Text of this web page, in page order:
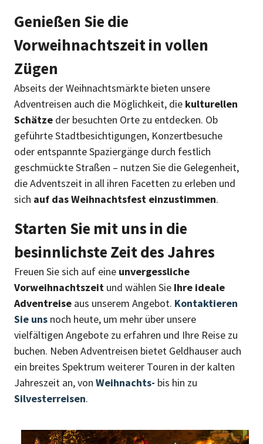
Genießen Sie die
Vorweihnachtszeit in vollen
Zügen
Abseits der Weihnachtsmärkte bieten unsere
Adventreisen auch die Möglichkeit, die kulturellen
Schätze der besuchten Orte zu entdecken. Ob
geführte Stadtbesichtigungen, Konzertbesuche
oder entspannte Spaziergänge durch festlich
geschmückte Straßen – nutzen Sie die Gelegenheit,
die Adventszeit in all ihren Facetten zu erleben und
sich auf das Weihnachtsfest einzustimmen.
Starten Sie mit uns in die
besinnlichste Zeit des Jahres
Freuen Sie sich auf eine unvergessliche
Vorweihnachtszeit und wählen Sie Ihre ideale
Adventreise aus unserem Angebot. Kontaktieren
Sie uns noch heute, um mehr über unsere
vielfältigen Angebote zu erfahren und Ihre Reise zu
buchen. Neben Adventreisen bietet Geldhauser auch
ein breites Spektrum weiterer Touren in der kalten
Jahreszeit an, von Weihnachts- bis hin zu
Silvesterreisen.